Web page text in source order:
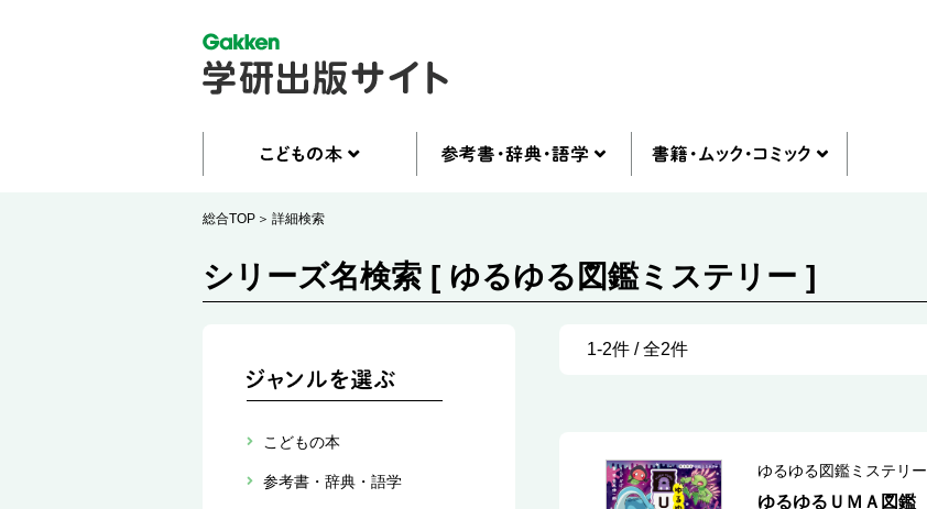
総合TOP 詳細検索
シリーズ名検索 [ ゆるゆる図鑑ミステリー ]
こどもの本
参考書・辞典・語学
1-2件 / 全2件
ゆるゆる図鑑ミステリー
ゆるゆるＵＭＡ図鑑